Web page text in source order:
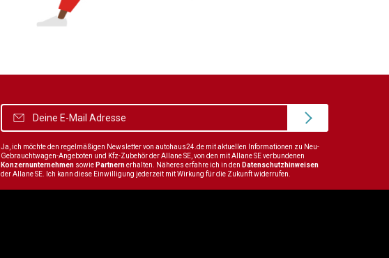
Ja, ich möchte den regelmäßigen Newsletter von autohaus24.de mit aktuellen Informationen zu Neu-
Gebrauchtwagen-Angeboten und Kfz-Zubehör der Allane SE, von den mit Allane SE verbundenen
Konzernunternehmen sowie Partnernerhalten. Näheres erfahre ich in den Datenschutzhinweisen
der Allane SE. Ich kann diese Einwilligung jederzeit mit Wirkung für die Zukunft widerrufen.